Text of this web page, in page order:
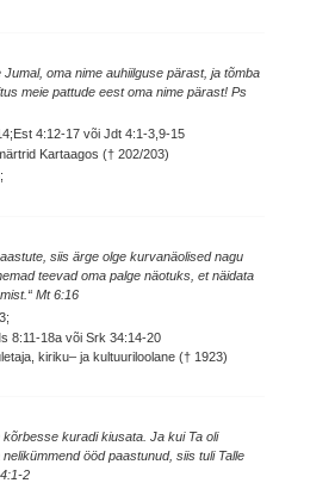
Jumal, oma nime auhiilguse pärast, ja tõmba
meie pattude eest oma nime pärast! Ps
4:12-17 või Jdt 4:1-3,9-15
Kartaagos († 202/203)
siis ärge olge kurvanäolised nagu
teevad oma palge näotuks, et näidata
Mt 6:16
8:11-18a või Srk 34:14-20
kiriku– ja kultuuriloolane († 1923)
kuradi kiusata. Ja kui Ta oli
ööd paastunud, siis tuli Talle
2